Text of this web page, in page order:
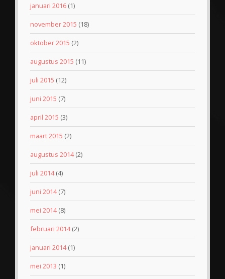
januari 2016 (1)
november 2015 (18)
oktober 2015 (2)
augustus 2015 (11)
juli 2015 (12)
juni 2015 (7)
april 2015 (3)
maart 2015 (2)
augustus 2014(2)
juli 2014(4)
juni 2014(7)
mei 2014(8)
februari 2014(2)
januari 2014(1)
mei 2013 (1)